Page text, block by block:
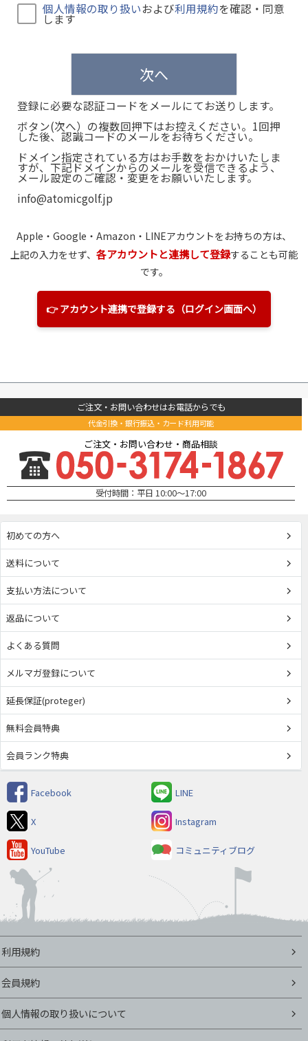
個人情報の取り扱いおよび利用規約を確認・同意
します
次へ
登録に必要な認証コードをメールにてお送りします。
ボタン(次へ）の複数回押下はお控えください。1回押
した後、認識コードのメールをお待ちください。
ドメイン指定されている方はお手数をおかけいたしま
すが、下記ドメインからのメールを受信できるよう、
メール設定のご確認・変更をお願いいたします。
info@atomicgolf.jp
Apple・Google・Amazon ・LINEアカウントをお持ちの方は、
上記の入力をせず、 各アカウントと連携して登録することも可能
です。
👉 アカウント連携で登録する（ログイン画面へ）
ご注文・お問い合わせはお電話からでも
代金引換・銀行振込・カード利用可能
ご注文・お問い合わせ・商品相談
受付時間：平日 10:00～17:00
初めての方へ
送料について
支払い方法について
返品について
よくある質問
メルマガ登録について
延長保証(proteger)
無料会員特典
会員ランク特典
Facebook LINE
X Instagram
YouTube コミュニティブログ
利用規約
会員規約
個人情報の取り扱いについて